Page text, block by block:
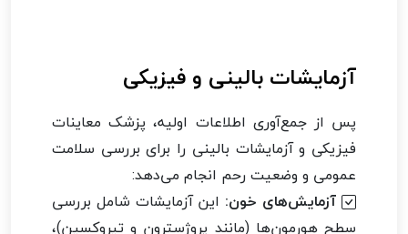
آزمایشات بالینی و فیزیکی
پس از جمع‌آوری اطلاعات اولیه، پزشک معاینات
فیزیکی و آزمایشات بالینی را برای بررسی سلامت
عمومی و وضعیت رحم انجام می‌دهد:
آزمایش‌های خون: این آزمایشات شامل بررسی
سطح هورمون‌ها (مانند پروژسترون و تیروکسین)،